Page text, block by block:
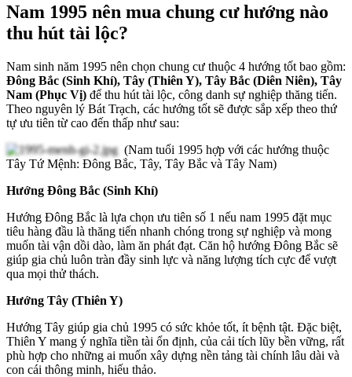
Nam 1995 nên mua chung cư hướng nào
thu hút tài lộc?
Nam sinh năm 1995 nên chọn chung cư thuộc 4 hướng tốt bao gồm:
Đông Bắc (Sinh Khí), Tây (Thiên Y), Tây Bắc (Diên Niên), Tây
Nam (Phục Vị) để thu hút tài lộc, công danh sự nghiệp thăng tiến.
Theo nguyên lý Bát Trạch, các hướng tốt sẽ được sắp xếp theo thứ
tự ưu tiên từ cao đến thấp như sau:
(Nam tuổi 1995 hợp với các hướng thuộc
Tây Tứ Mệnh: Đông Bắc, Tây, Tây Bắc và Tây Nam)
Hướng Đông Bắc (Sinh Khí)
Hướng Đông Bắc là lựa chọn ưu tiên số 1 nếu nam 1995 đặt mục
tiêu hàng đầu là thăng tiến nhanh chóng trong sự nghiệp và mong
muốn tài vận dồi dào, làm ăn phát đạt. Căn hộ hướng Đông Bắc sẽ
giúp gia chủ luôn tràn đầy sinh lực và năng lượng tích cực để vượt
qua mọi thử thách.
Hướng Tây (Thiên Y)
Hướng Tây giúp gia chủ 1995 có sức khỏe tốt, ít bệnh tật. Đặc biệt,
Thiên Y mang ý nghĩa tiền tài ổn định, của cải tích lũy bền vững, rất
phù hợp cho những ai muốn xây dựng nền tảng tài chính lâu dài và
con cái thông minh, hiếu thảo.